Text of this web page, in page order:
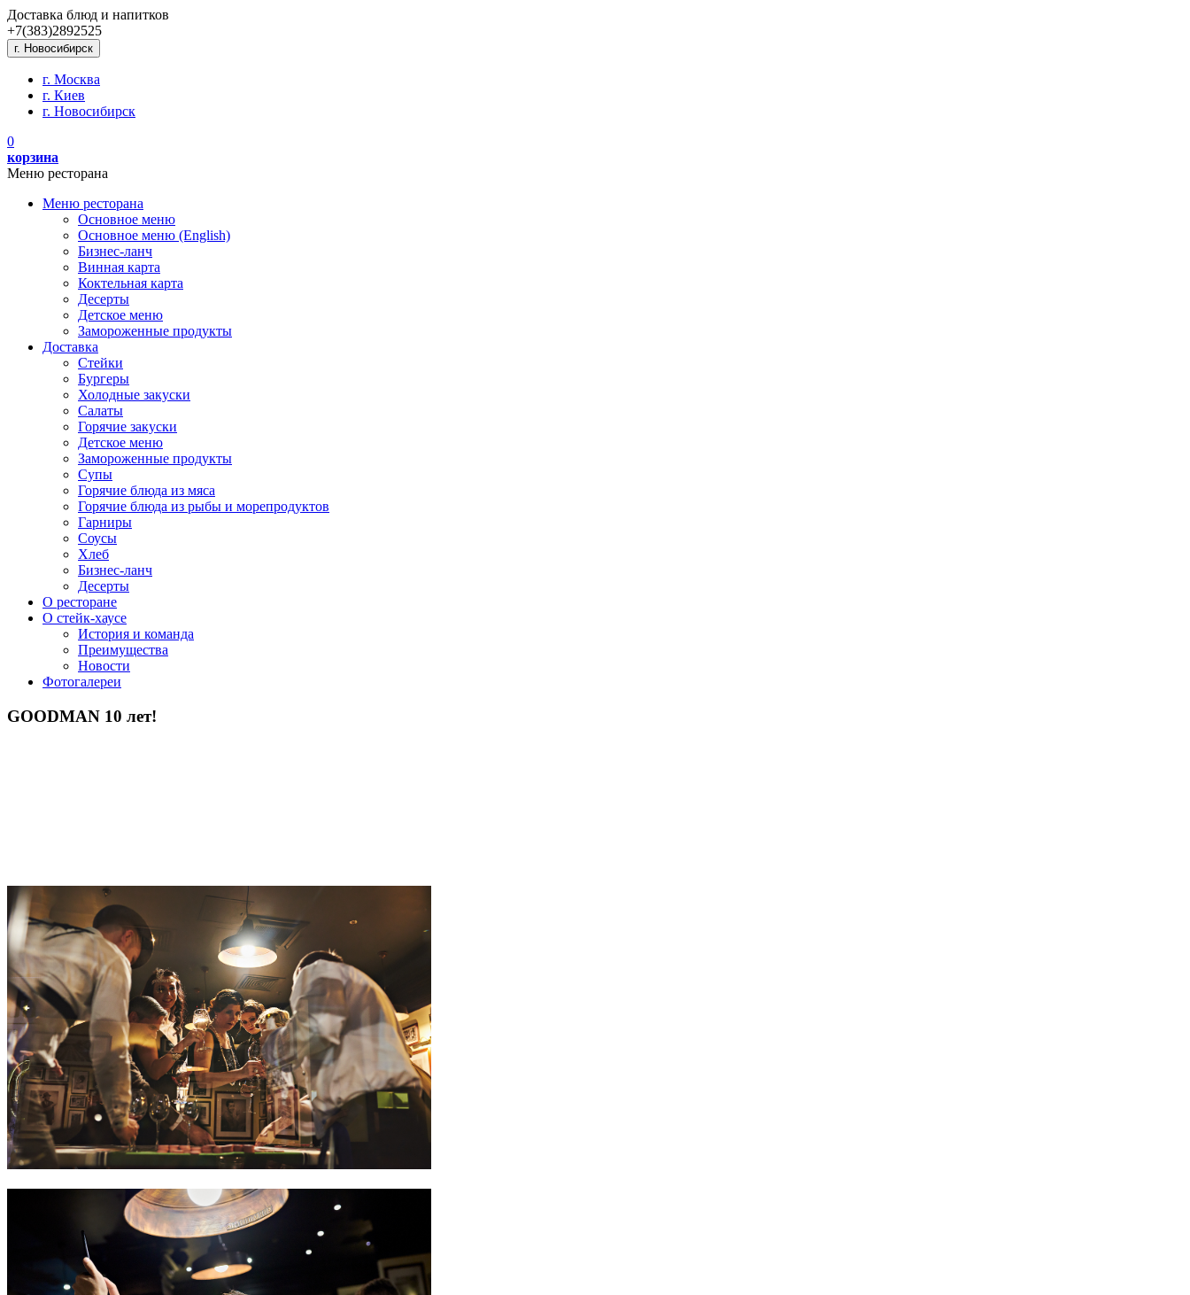
Доставка блюд и напитков
+7(383)2892525
г. Новосибирск
г. Москва
г. Киев
г. Новосибирск
0
корзина
Меню ресторана
Меню ресторана
Основное меню
Основное меню (English)
Бизнес-ланч
Винная карта
Коктельная карта
Десерты
Детское меню
Замороженные продукты
Доставка
Стейки
Бургеры
Холодные закуски
Салаты
Горячие закуски
Детское меню
Замороженные продукты
Супы
Горячие блюда из мяса
Горячие блюда из рыбы и морепродуктов
Гарниры
Соусы
Хлеб
Бизнес-ланч
Десерты
О ресторане
О стейк-хаусе
История и команда
Преимущества
Новости
Фотогалереи
GOODMAN 10 лет!